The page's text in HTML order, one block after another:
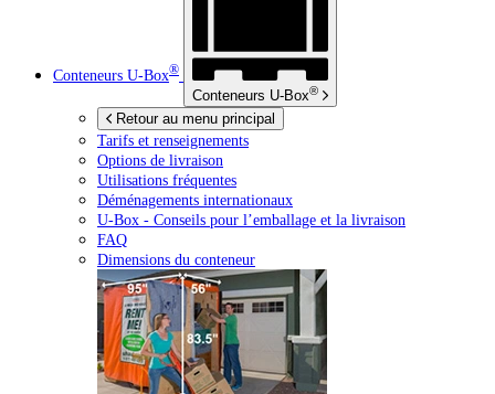
Conteneurs U-Box®
Conteneurs U-Box®
Retour au menu principal
Tarifs et renseignements
Options de livraison
Utilisations fréquentes
Déménagements internationaux
U-Box - Conseils pour l’emballage et la livraison
FAQ
Dimensions du conteneur